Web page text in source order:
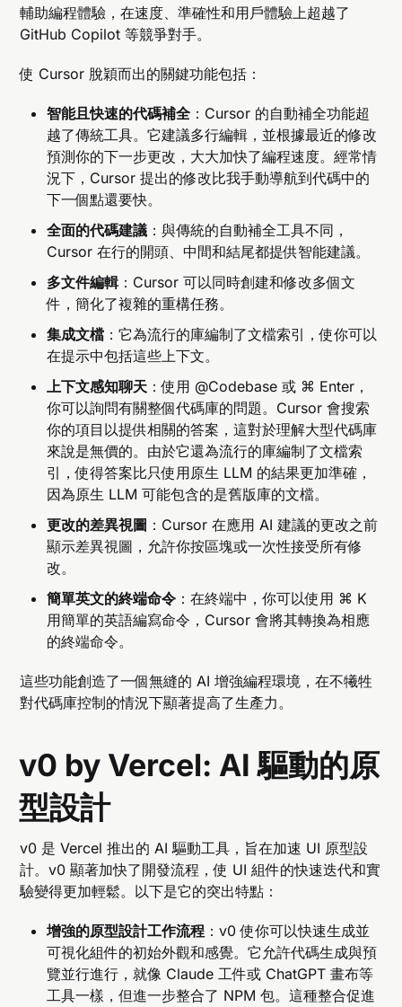
輔助編程體驗，在速度、準確性和用戶體驗上超越了
GitHub Copilot 等競爭對手。
使 Cursor 脫穎而出的關鍵功能包括：
智能且快速的代碼補全 ：Cursor 的自動補全功能超
越了傳統工具。它建議多行編輯，並根據最近的修改
預測你的下一步更改，大大加快了編程速度。經常情
況下，Cursor 提出的修改比我手動導航到代碼中的
下一個點還要快。
全面的代碼建議 ：與傳統的自動補全工具不同，
Cursor 在行的開頭、中間和結尾都提供智能建議。
多文件編輯：Cursor 可以同時創建和修改多個文
件，簡化了複雜的重構任務。
集成文檔 ：它為流行的庫編制了文檔索引，使你可以
在提示中包括這些上下文。
上下文感知聊天 ：使用 @Codebase 或 ⌘ Enter，
你可以詢問有關整個代碼庫的問題。Cursor 會搜索
你的項目以提供相關的答案，這對於理解大型代碼庫
來說是無價的。由於它還為流行的庫編制了文檔索
引，使得答案比只使用原生 LLM 的結果更加準確，
因為原生 LLM 可能包含的是舊版庫的文檔。
更改的差異視圖 ：Cursor 在應用 AI 建議的更改之前
顯示差異視圖，允許你按區塊或一次性接受所有修
改。
簡單英文的終端命令 ：在終端中，你可以使用 ⌘ K
用簡單的英語編寫命令，Cursor 會將其轉換為相應
的終端命令。
這些功能創造了一個無縫的 AI 增強編程環境，在不犧牲
對代碼庫控制的情況下顯著提高了生產力。
v0 by Vercel: AI 驅動的原
型設計
v0 是 Vercel 推出的 AI 驅動工具，旨在加速 UI 原型設
計。v0 顯著加快了開發流程，使 UI 組件的快速迭代和實
驗變得更加輕鬆。以下是它的突出特點：
增強的原型設計工作流程 ：v0 使你可以快速生成並
可視化組件的初始外觀和感覺。它允許代碼生成與預
覽並行進行，就像 Claude 工件或 ChatGPT 畫布等
工具一樣，但進一步整合了 NPM 包。這種整合促進